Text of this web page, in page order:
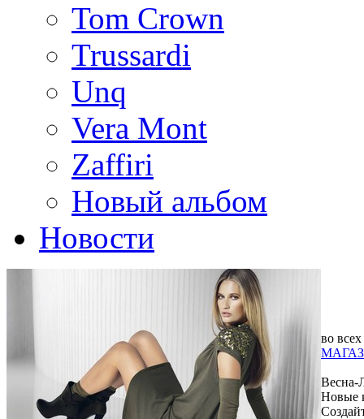
Tom Crown
Trussardi
Unq
Vera Mont
Zaffiri
Новый альбом
Новости
во всех
Весна-
Новые